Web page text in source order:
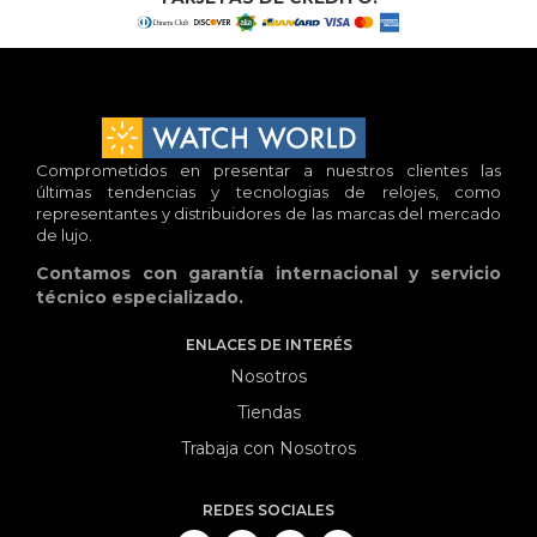
Comprometidos en presentar a nuestros clientes las
últimas tendencias y tecnologias de relojes, como
representantes y distribuidores de las marcas del mercado
de lujo.
Contamos con garantía internacional y servicio
técnico especializado.
ENLACES DE INTERÉS
Nosotros
Tiendas
Trabaja con Nosotros
REDES SOCIALES